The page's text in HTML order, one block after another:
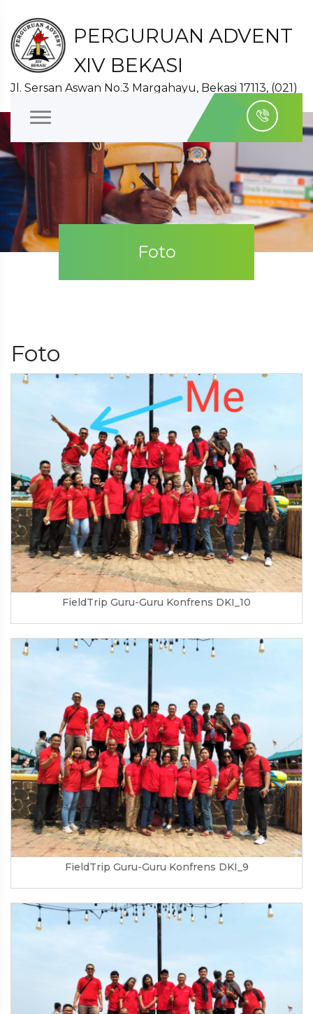
PERGURUAN ADVENT
XIV BEKASI
Jl. Sersan Aswan No.3 Margahayu, Bekasi 17113, (021)
Foto
Foto
FieldTrip Guru-Guru Konfrens DKI_10
FieldTrip Guru-Guru Konfrens DKI_9